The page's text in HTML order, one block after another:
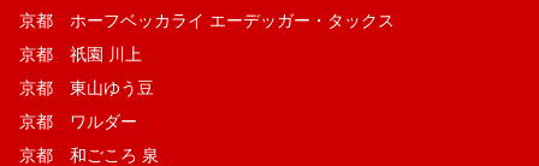
京都 ホーフベッカライ エーデッガー・タックス
京都 祇園 川上
京都 東山ゆう豆
京都 ワルダー
京都 和ごころ 泉